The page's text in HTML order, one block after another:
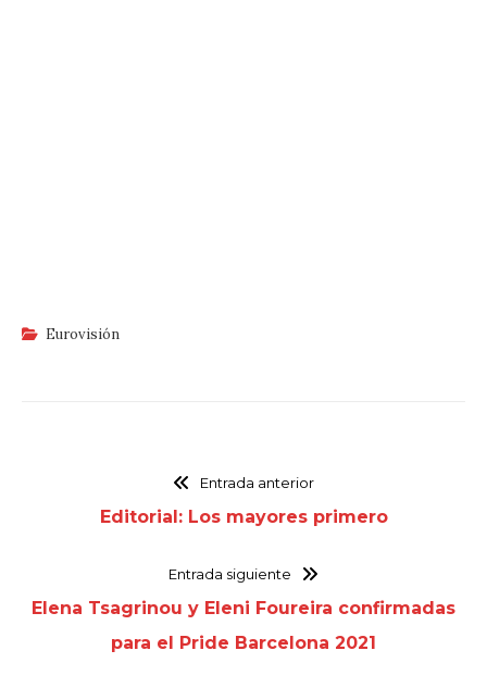
Eurovisión
Entrada anterior
Editorial: Los mayores primero
Entrada siguiente
Elena Tsagrinou y Eleni Foureira confirmadas
para el Pride Barcelona 2021